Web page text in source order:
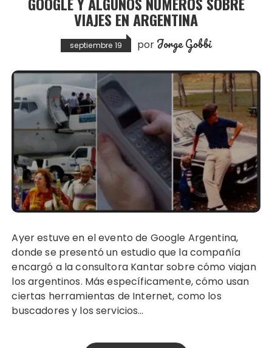
VIAJES EN ARGENTINA
septiembre 19 por Jorge Gobbi
Ayer estuve en el evento de Google Argentina,
donde se presentó un estudio que la compañía
encargó a la consultora Kantar sobre cómo viajan
los argentinos. Más específicamente, cómo usan
ciertas herramientas de Internet, como los
buscadores y los servicios…